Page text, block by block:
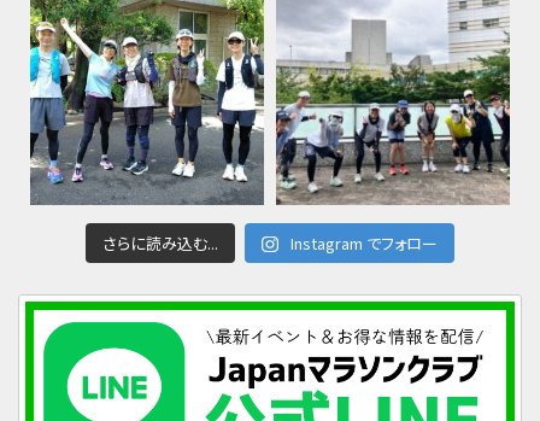
さらに読み込む... Instagram でフォロー